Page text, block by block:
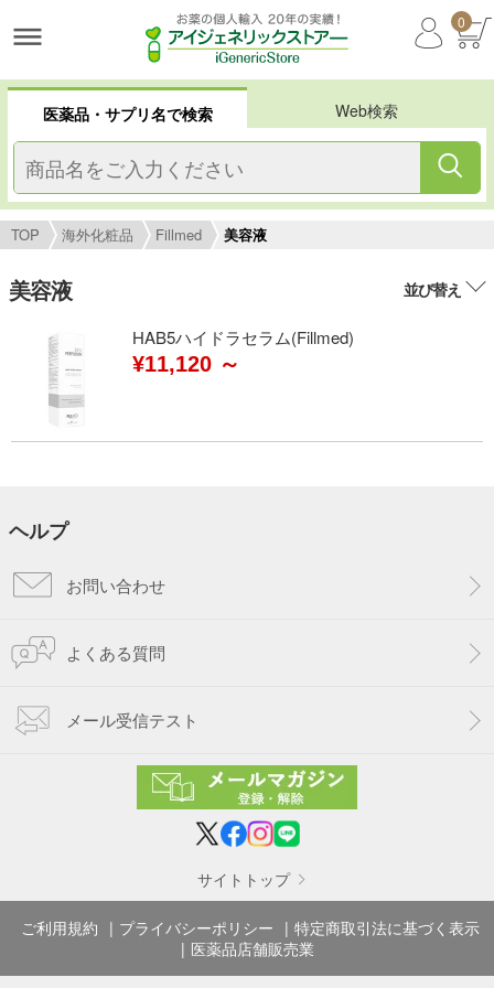
0
医薬品・サプリ名で検索 Web検索
TOP 海外化粧品 Fillmed 美容液
美容液 並び替え
HAB5ハイドラセラム(Fillmed)
¥11,120 ～
ヘルプ
お問い合わせ
よくある質問
メール受信テスト
サイトトップ
ご利用規約 プライバシーポリシー
特定商取引法に基づく表示
医薬品店舗販売業